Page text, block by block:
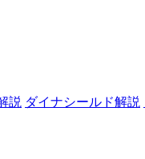
説 ダイナシールド解説